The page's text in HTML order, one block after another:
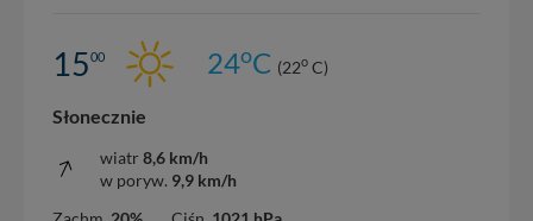
1500 24oC (22o C)
Słonecznie
wiatr 8,6 km/h
w poryw. 9,9 km/h
nowo...